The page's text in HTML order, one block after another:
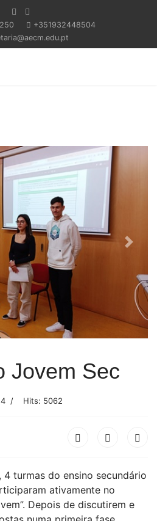
+351932448504
Next
Jovem Sec
Hits: 5062
turmas do ensino secundário
ativamente no
Depois de discutirem e